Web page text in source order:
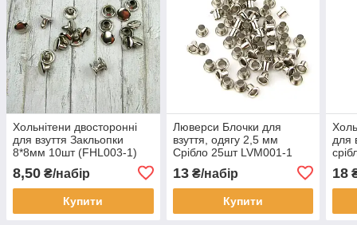
Хольнітени двосторонні
для взуття Закльопки
8*8мм 10шт (FHL003-1)
8,50 ₴/набір
Купити
Люверси Блочки для
взуття, одягу 2,5 мм
Срібло 25шт LVM001-1
13₴/набір
Купити
для
18